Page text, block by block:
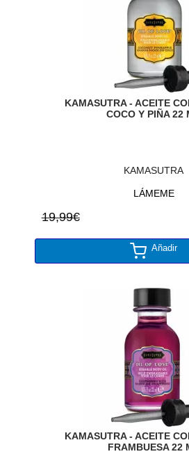
KAMASUTRA - ACEITE
COCO Y PIÑA 22
KAMASUTRA
LÁMEME
19,99€
Añadir
KAMASUTRA - ACEITE
FRAMBUESA 22